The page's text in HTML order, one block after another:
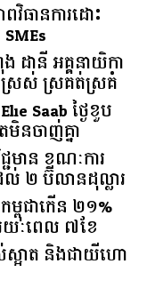
ធានការ​ដោះ
ានី អគ្គ​នាយិកា​
រស់ ស្រគត់ស្រគំ
Saab ថ្ងៃខួប
នចាញ់គ្នា
ជមាន​ ​ខណៈ​ការ​
២​ ​ប៊ីលាន​ដុល្លារ​
ម្ពុជាកើន ២១%
យៈពេល ៧ខែ
អាត និងជាយីហោ